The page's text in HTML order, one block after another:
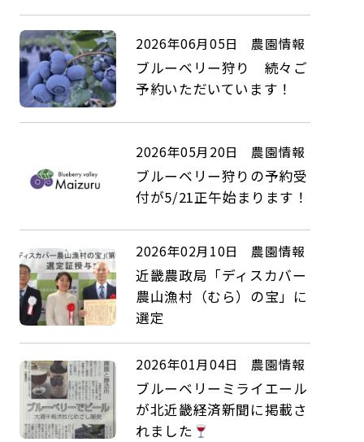
2026年06月05日 農園情報
ブルーベリー狩り 続々ご
予約いただいています！
2026年05月20日 農園情報
ブルーベリー狩りの予約受
付が5/21正午始まります！
2026年02月10日 農園情報
近畿農政局「ディスカバー
農山漁村（むら）の宝」に
選定
2026年01月04日 農園情報
ブルーベリーミライエール
が北近畿経済新聞に掲載さ
れました